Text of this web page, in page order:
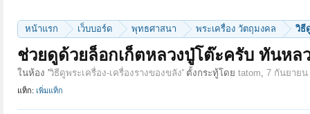
หน้าแรก เว็บบอร์ด พุทธศาสนา พระเครื่อง วัตถุมงคล วิธี
ช่วยดูด้วยล็อกเก็ตหลวงปู่โต๊ะครับ ทันหล
ในห้อง 'วิธีดูพระเครื่อง-เครื่องรางของขลัง' ตั้งกระทู้โดย tatom, 7 กันยายน
แท็ก: เพิ่มแท็ก